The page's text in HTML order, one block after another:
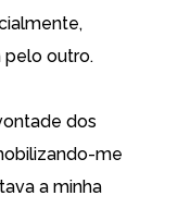
pelo outro.
dos
me
a minha